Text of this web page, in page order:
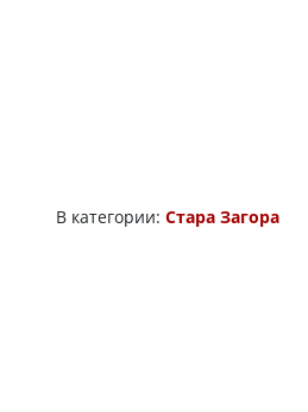
В категории: Стара Загора